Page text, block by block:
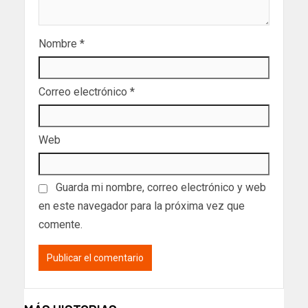
Nombre *
Correo electrónico *
Web
Guarda mi nombre, correo electrónico y web
en este navegador para la próxima vez que
comente.